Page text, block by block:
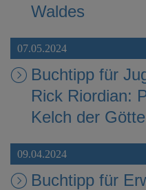
Waldes
07.05.2024
Buchtipp für
Rick Riordian:
Kelch der
09.04.2024
Buchtipp für